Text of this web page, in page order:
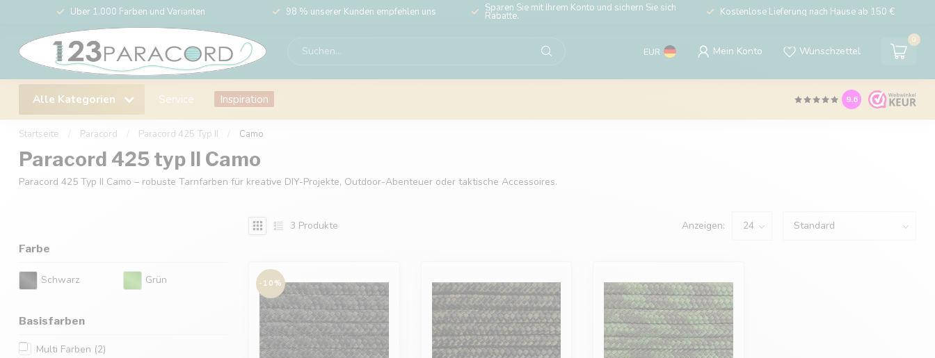
Über 1.000 Farben und Varianten 98 % unserer Kunden empfehlen uns Sparen Sie mit Ihrem Konto und sichern Sie sich
Rabatte. Kostenlose Lieferung nach Hause ab 150 €
EUR Mein Konto Wunschzettel
0
Alle Kategorien Service Inspiration 9.6
Startseite Paracord Paracord 425 Typ II Camo
Paracord 425 typ II Camo
Paracord 425 Typ II Camo – robuste Tarnfarben für kreative DIY-Projekte, Outdoor-Abenteuer oder taktische Accessoires.
Farbe
Schwarz Grün
Basisfarben
Multi Farben (2)
3 Produkte Anzeigen:
-10%